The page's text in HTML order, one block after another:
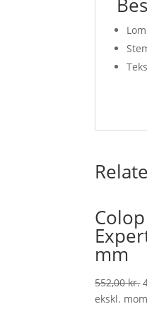
mm
552,00kr.
ekskl.